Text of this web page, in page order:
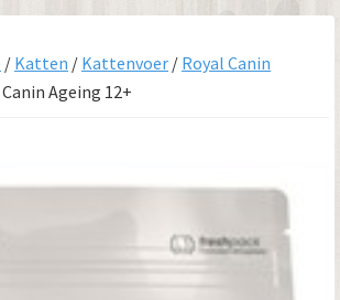
/ Katten / Kattenvoer / Royal Canin
Ageing 12+